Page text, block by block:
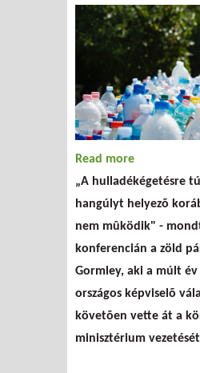
Read more
politika
„A hulladékégetésre
hangúlyt helyezõ
nem mûködik" -
konferencián a zöld
Gormley, aki a múlt év
országos képviselõ
követõen vette át a
minisztérium